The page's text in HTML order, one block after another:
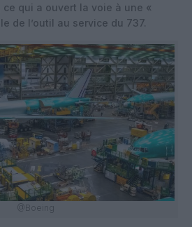
qui a ouvert la voie à une «
de l’outil au service du 737.
@Boeing